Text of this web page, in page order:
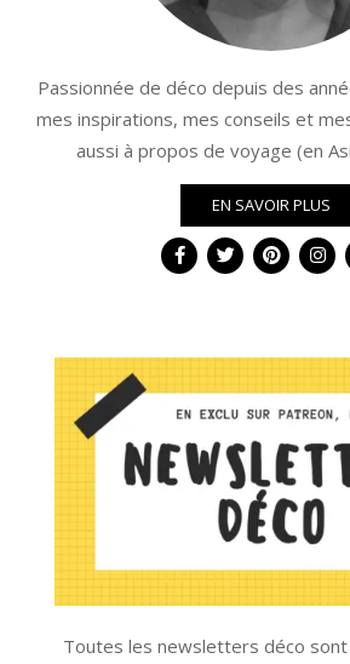
Passionnée de déco depuis des
mes inspirations, mes conseils et
aussi à propos de voyage (en
EN SAVOIR PLUS
Toutes les newsletters déco